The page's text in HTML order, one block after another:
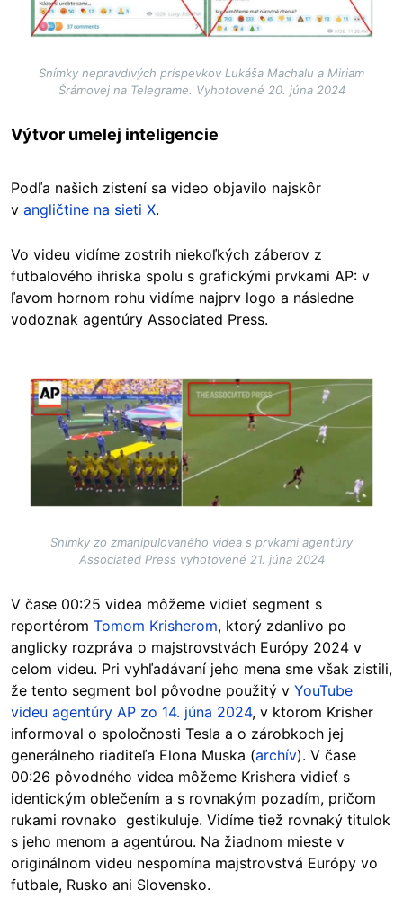
Snímky nepravdivých príspevkov Lukáša Machalu a Miriam
Šrámovej na Telegrame. Vyhotovené 20. júna 2024
Výtvor umelej inteligencie
Podľa našich zistení sa video objavilo najskôr
v angličtine na sieti X.
Vo videu vidíme zostrih niekoľkých záberov z
futbalového ihriska spolu s grafickými prvkami AP: v
ľavom hornom rohu vidíme najprv logo a následne
vodoznak agentúry Associated Press.
Image
Snímky zo zmanipulovaného videa s prvkami agentúry
Associated Press vyhotovené 21. júna 2024
V čase 00:25 videa môžeme vidieť segment s
reportérom Tomom Krisherom, ktorý zdanlivo po
anglicky rozpráva o majstrovstvách Európy 2024 v
celom videu. Pri vyhľadávaní jeho mena sme však zistili,
že tento segment bol pôvodne použitý v YouTube
videu agentúry AP zo 14. júna 2024, v ktorom Krisher
informoval o spoločnosti Tesla a o zárobkoch jej
generálneho riaditeľa Elona Muska (archív). V čase
00:26 pôvodného videa môžeme Krishera vidieť s
identickým oblečením a s rovnakým pozadím, pričom
rukami rovnako gestikuluje. Vidíme tiež rovnaký titulok
s jeho menom a agentúrou. Na žiadnom mieste v
originálnom videu nespomína majstrovstvá Európy vo
futbale, Rusko ani Slovensko.